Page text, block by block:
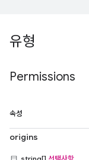
유형
Permissions
속성
origins